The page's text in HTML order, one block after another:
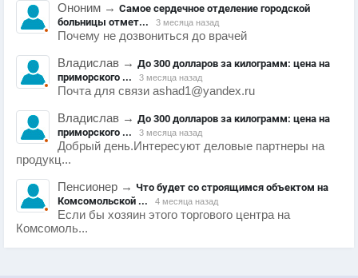
Ононим → Самое сердечное отделение городской
больницы отмет...
3 месяца назад
Почему не дозвониться до врачей
Владислав → До 300 долларов за килограмм: цена на
приморского ...
3 месяца назад
Почта для связи ashad1@yandex.ru
Владислав → До 300 долларов за килограмм: цена на
приморского ...
3 месяца назад
Добрый день.Интересуют деловые партнеры на
продукц...
Пенсионер → Что будет со строящимся объектом на
Комсомольской ...
4 месяца назад
Если бы хозяин этого торгового центра на
Комсомоль...